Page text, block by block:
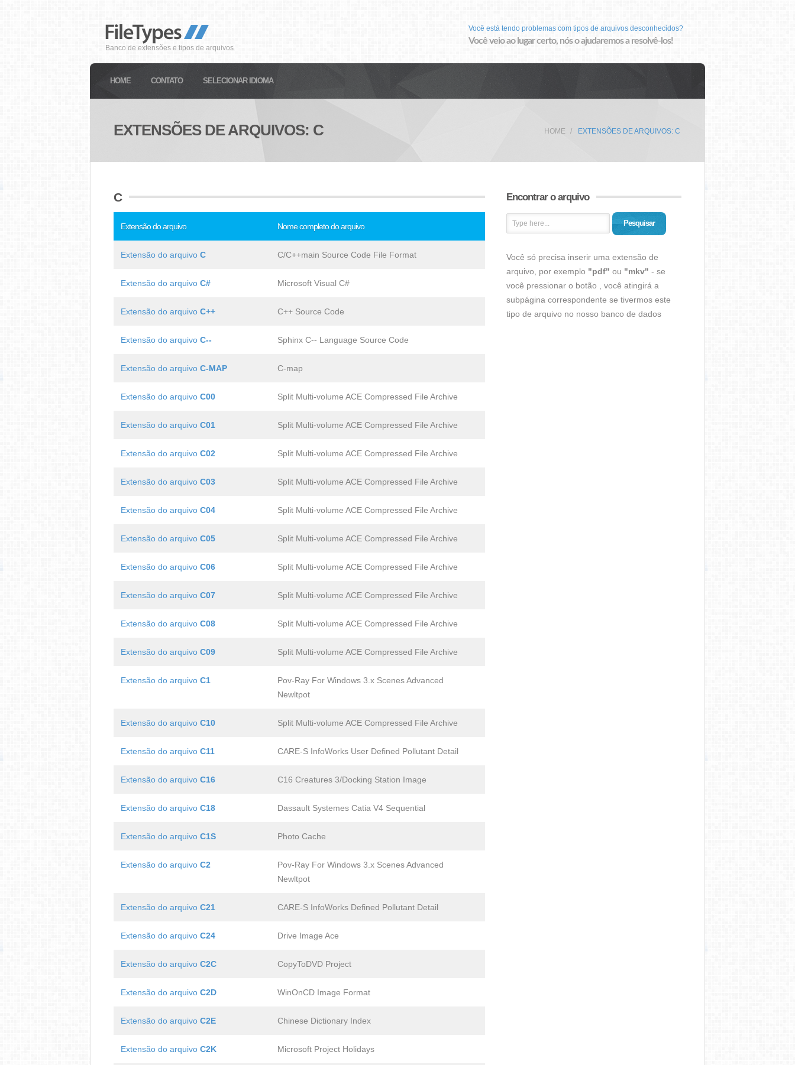
Banco de extensões e tipos de arquivos
Você está tendo problemas com tipos de arquivos desconhecidos?
Você veio ao lugar certo, nós o ajudaremos a resolvê-los!
HOME CONTATO SELECIONAR IDIOMA
EXTENSÕES DE ARQUIVOS: C HOME EXTENSÕES DE ARQUIVOS: C
C
Extensão do arquivo Nome completo do arquivo
Extensão do arquivo C C/C++main Source Code File Format
Extensão do arquivo C# Microsoft Visual C#
Extensão do arquivo C++ C++ Source Code
Extensão do arquivo C-- Sphinx C-- Language Source Code
Extensão do arquivo C-MAP C-map
Extensão do arquivo C00 Split Multi-volume ACE Compressed File Archive
Extensão do arquivo C01 Split Multi-volume ACE Compressed File Archive
Extensão do arquivo C02 Split Multi-volume ACE Compressed File Archive
Extensão do arquivo C03 Split Multi-volume ACE Compressed File Archive
Extensão do arquivo C04 Split Multi-volume ACE Compressed File Archive
Extensão do arquivo C05 Split Multi-volume ACE Compressed File Archive
Extensão do arquivo C06 Split Multi-volume ACE Compressed File Archive
Extensão do arquivo C07 Split Multi-volume ACE Compressed File Archive
Extensão do arquivo C08 Split Multi-volume ACE Compressed File Archive
Extensão do arquivo C09 Split Multi-volume ACE Compressed File Archive
Extensão do arquivo C1
Pov-Ray For Windows 3.x Scenes Advanced
Newltpot
Extensão do arquivo C10 Split Multi-volume ACE Compressed File Archive
Extensão do arquivo C11 CARE-S InfoWorks User Defined Pollutant Detail
Extensão do arquivo C16 C16 Creatures 3/Docking Station Image
Extensão do arquivo C18 Dassault Systemes Catia V4 Sequential
Extensão do arquivo C1S Photo Cache
Extensão do arquivo C2
Pov-Ray For Windows 3.x Scenes Advanced
Newltpot
Extensão do arquivo C21 CARE-S InfoWorks Defined Pollutant Detail
Extensão do arquivo C24 Drive Image Ace
Extensão do arquivo C2C CopyToDVD Project
Extensão do arquivo C2D WinOnCD Image Format
Extensão do arquivo C2E Chinese Dictionary Index
Extensão do arquivo C2K Microsoft Project Holidays
Encontrar o arquivo
Pesquisar
Você só precisa inserir uma extensão de
arquivo, por exemplo "pdf" ou "mkv" - se
você pressionar o botão , você atingirá a
subpágina correspondente se tivermos este
tipo de arquivo no nosso banco de dados